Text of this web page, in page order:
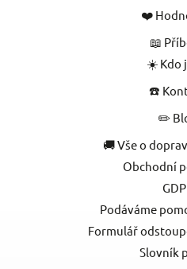
❤️
📖
☀️ Kdo
☎️
✏️
🚚 Vše o
Obchodní
Podáváme
Formulář
Slovník